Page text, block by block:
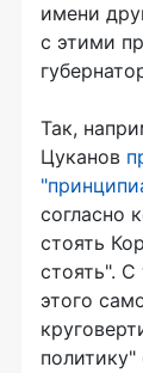
имени
с этими
Так,
Цуканов
согласно
стоять
стоять". С
этого
политику"